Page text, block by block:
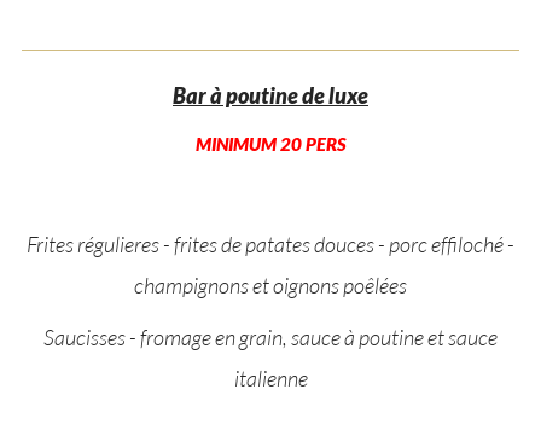
Bar à poutine de luxe
MINIMUM 20 PERS
Frites régulieres - frites de patates douces - porc effiloché -
champignons et oignons poêlées
Saucisses - fromage en grain, sauce à poutine et sauce
italienne